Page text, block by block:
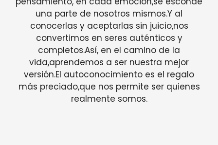
una parte de nosotros mismos.Y al
conocerlas y aceptarlas sin juicio,nos
convertimos en seres auténticos y
completos.Así, en el camino de la
vida,aprendemos a ser nuestra mejor
versión.El autoconocimiento es el regalo
más preciado,que nos permite ser quienes
realmente somos.